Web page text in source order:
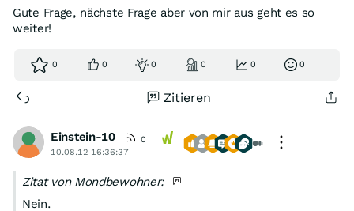
Gute Frage, nächste Frage aber von mir aus geht es so
weiter!
0 0 0 0 0 0
Zitieren
Einstein-10
0
10.08.12 16:36:37
Zitat von Mondbewohner:
Nein.